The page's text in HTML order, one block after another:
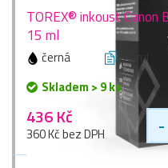
TOREX® inkoust Canon
15 ml
černá 15 ml
Skladem > 9 ks
436 Kč
360 Kč bez DPH -